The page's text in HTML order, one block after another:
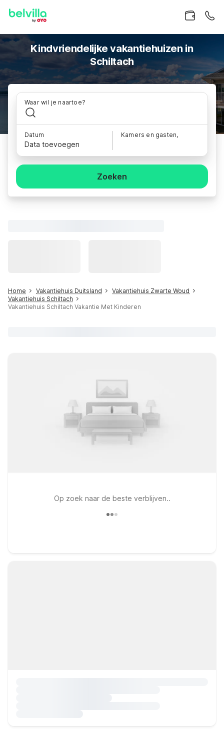
Kindvriendelijke vakantiehuizen in
Schiltach
Waar wil je naartoe?
Datum
Data toevoegen
Kamers en gasten,
Zoeken
Home Vakantiehuis Duitsland
Vakantiehuis Zwarte Woud
Vakantiehuis Schiltach
Vakantiehuis Schiltach Vakantie Met Kinderen
Op zoek naar de beste verblijven..